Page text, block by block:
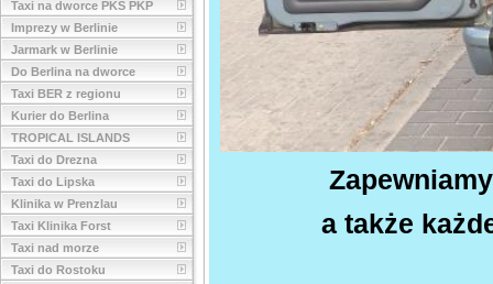
Taxi na dworce PKS PKP
Imprezy w Berlinie
Jarmark w Berlinie
Do Berlina na dworce
Taxi BER z regionu
Kurier do Berlina
TROPICAL ISLANDS
Taxi do Drezna
Taxi do Lipska
Klinika w Prenzlau
Taxi Klinika Forst
Taxi nad morze
Taxi do Rostoku
a także